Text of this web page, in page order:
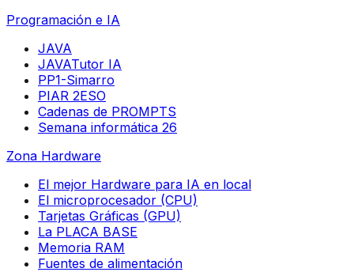
Programación e IA
JAVA
JAVATutor IA
PP1-Simarro
PIAR 2ESO
Cadenas de PROMPTS
Semana informática 26
Zona Hardware
El mejor Hardware para IA en local
El microprocesador (CPU)
Tarjetas Gráficas (GPU)
La PLACA BASE
Memoria RAM
Fuentes de alimentación